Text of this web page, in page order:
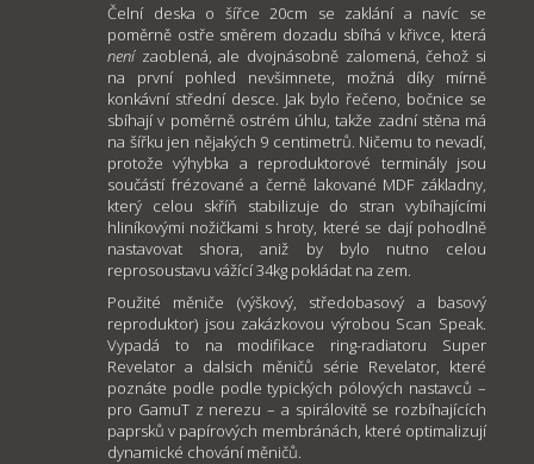
Čelní deska o šířce 20cm se zaklání a navíc se
poměrně ostře směrem dozadu sbíhá v křivce, která
není zaoblená, ale dvojnásobně zalomená, čehož si
na první pohled nevšimnete, možná díky mírně
konkávní střední desce. Jak bylo řečeno, bočnice se
sbíhají v poměrně ostrém úhlu, takže zadní stěna má
na šířku jen nějakých 9 centimetrů. Ničemu to nevadí,
protože výhybka a reproduktorové terminály jsou
součástí frézované a černě lakované MDF základny,
který celou skříň stabilizuje do stran vybíhajícími
hliníkovými nožičkami s hroty, které se dají pohodlně
nastavovat shora, aniž by bylo nutno celou
reprosoustavu vážící 34kg pokládat na zem.
Použité měniče (výškový, středobasový a basový
reproduktor) jsou zakázkovou výrobou Scan Speak.
Vypadá to na modifikace ring-radiatoru Super
Revelator a dalsich měničů série Revelator, které
poznáte podle podle typických pólových nastavců –
pro GamuT z nerezu – a spirálovitě se rozbíhajících
paprsků v papírových membránách, které optimalizují
dynamické chování měničů.